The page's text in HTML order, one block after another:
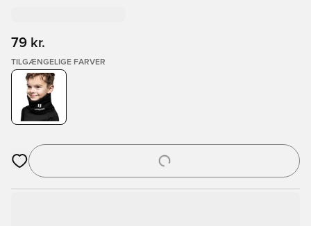
79 kr.
TILGÆNGELIGE FARVER
Åbner en Modal til at logge ind eller tilmelde dig som medlem